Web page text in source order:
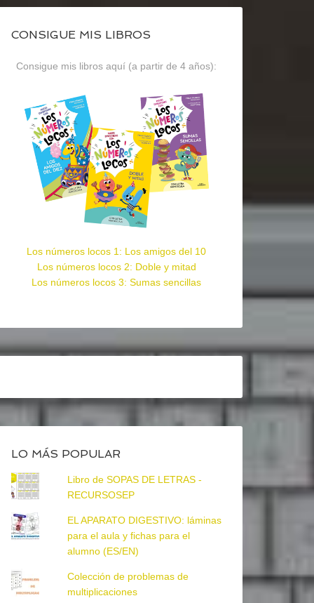
CONSIGUE MIS LIBROS
Consigue mis libros aquí (a partir de 4 años):
Los números locos 1: Los amigos del 10
Los números locos 2: Doble y mitad
Los números locos 3: Sumas sencillas
LO MÁS POPULAR
Libro de SOPAS DE LETRAS -
RECURSOSEP
EL APARATO DIGESTIVO: láminas
para el aula y fichas para el
alumno (ES/EN)
Colección de problemas de
multiplicaciones